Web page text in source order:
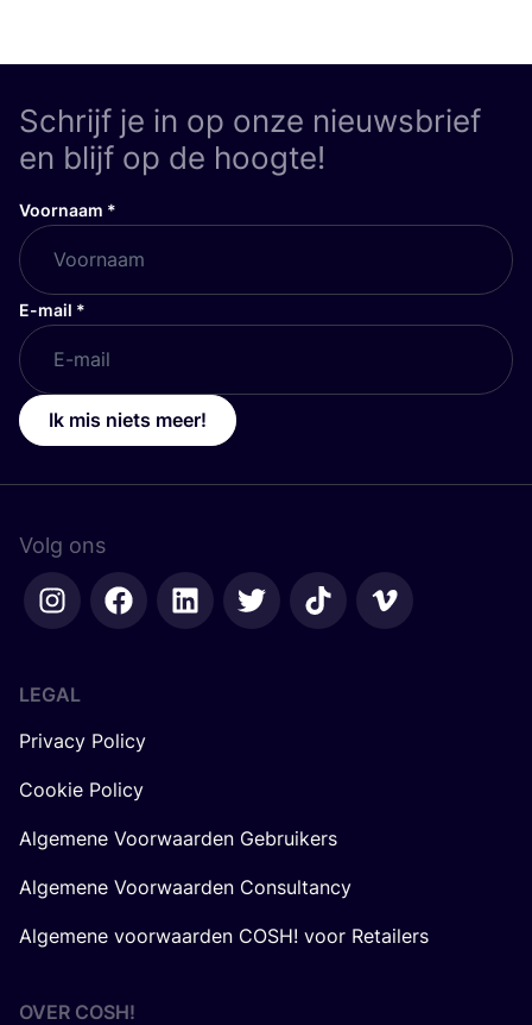
Schrijf je in op onze nieuwsbrief
en blijf op de hoogte!
Voornaam *
E-mail *
Ik mis niets meer!
Volg ons
LEGAL
Privacy Policy
Cookie Policy
Algemene Voorwaarden Gebruikers
Algemene Voorwaarden Consultancy
Algemene voorwaarden COSH! voor Retailers
OVER COSH!